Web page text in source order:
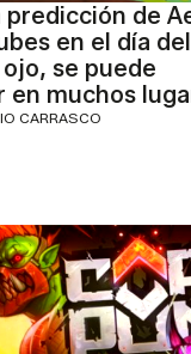
predicción de
en el día del
se puede
en muchos
CARRASCO